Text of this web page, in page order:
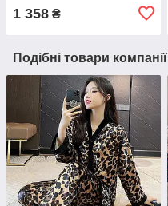
1 358 ₴
Подібні товари компанії